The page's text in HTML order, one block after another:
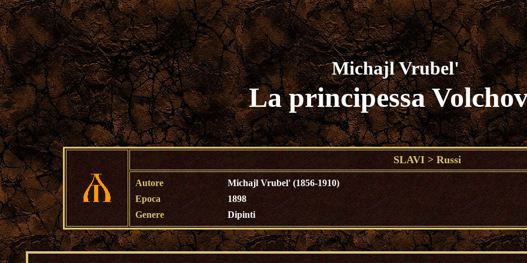
Michajl Vrubel'
La principessa
SLAVI> Russi
Autore
Michajl Vrubel' (1856-1910)
Epoca
1898
Genere
Dipinti